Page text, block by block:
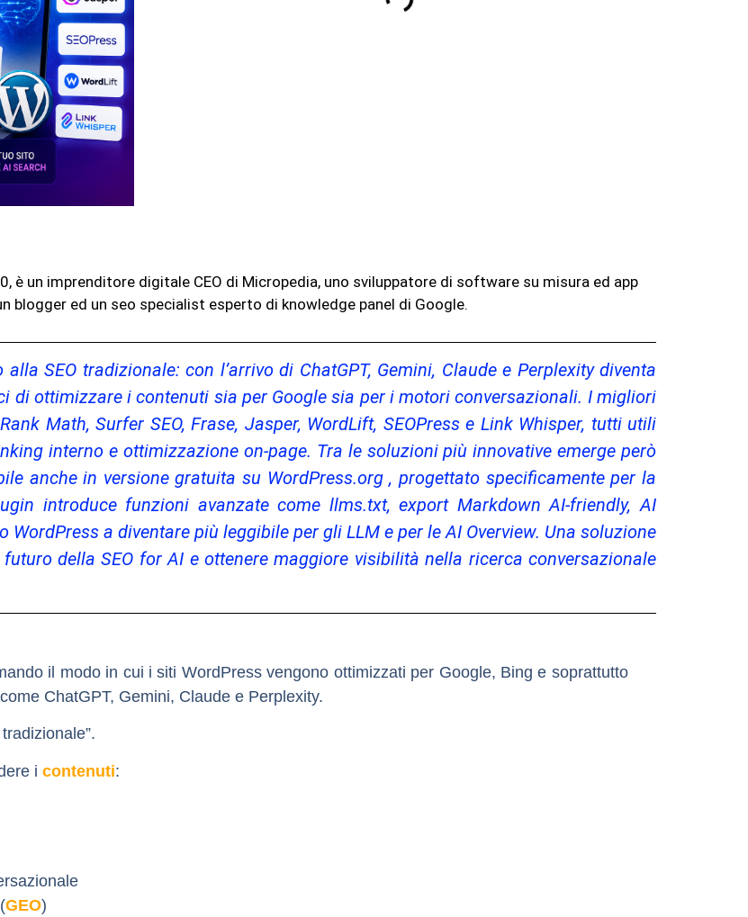
è un imprenditore digitale CEO di Micropedia, uno sviluppatore di software su misura ed app
blogger ed un seo specialist esperto di knowledge panel di Google.
SEO tradizionale: con l’arrivo di ChatGPT, Gemini, Claude e Perplexity diventa
di ottimizzare i contenuti sia per Google sia per i motori conversazionali. I migliori
Math, Surfer SEO, Frase, Jasper, WordLift, SEOPress e Link Whisper, tutti utili
interno e ottimizzazione on-page. Tra le soluzioni più innovative emerge però
anche in versione gratuita su WordPress.org , progettato specificamente per la
introduce funzioni avanzate come llms.txt, export Markdown AI-friendly, AI
a diventare più leggibile per gli LLM e per le AI Overview. Una soluzione
della SEO for AI e ottenere maggiore visibilità nella ricerca conversazionale
il modo in cui i siti WordPress vengono ottimizzati per Google, Bing e soprattutto
ChatGPT, Gemini, Claude e Perplexity.
i contenuti:
GEO)